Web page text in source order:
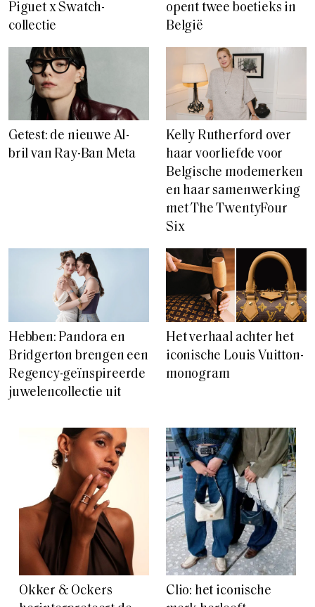
Piguet x Swatch-
collectie
opent twee boetieks in
België
Getest: de nieuwe AI-
bril van Ray-Ban Meta
Kelly Rutherford over
haar voorliefde voor
Belgische modemerken
en haar samenwerking
met The TwentyFour
Six
Hebben: Pandora en
Bridgerton brengen een
Regency-geïnspireerde
juwelencollectie uit
Het verhaal achter het
iconische Louis Vuitton-
monogram
Okker & Ockers
Clio: het iconische